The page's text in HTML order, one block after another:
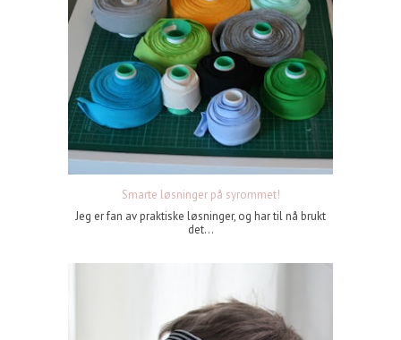
Smarte løsninger på syrommet!
Jeg er fan av praktiske løsninger, og har til nå brukt
det...